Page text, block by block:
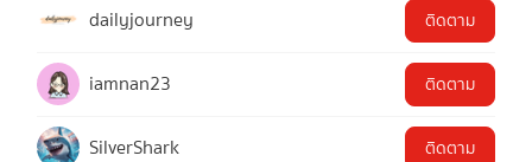
dailyjourney ติดตาม
iamnan23 ติดตาม
SilverShark ติดตาม